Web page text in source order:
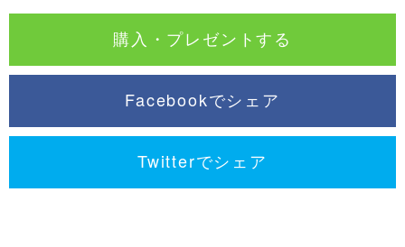
購入・プレゼントする
Facebookでシェア
Twitterでシェア